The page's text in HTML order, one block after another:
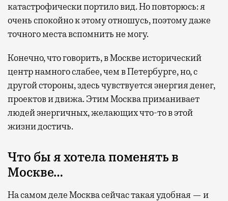
катастрофически портило вид. Но повторюсь: я
очень спокойно к этому отношусь, поэтому даже
точного места вспомнить не могу.
Конечно, что говорить, в Москве исторический
центр намного слабее, чем в Петербурге, но, с
другой стороны, здесь чувствуется энергия денег,
проектов и движа. Этим Москва приманивает
людей энергичных, желающих что-то в этой
жизни достичь.
Что бы я хотела поменять в
Москве…
На самом деле Москва сейчас такая удобная — и